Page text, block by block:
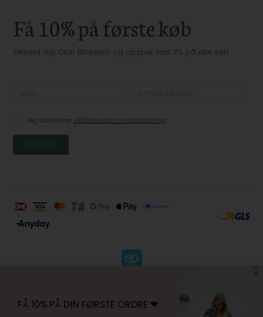
Få 10% på første køb
Tilmeld dig Club Blossom og opspar fast 3% på alle køb
Jeg accepterervilkårene samt markedsføring
-
FÅ 10% PÅ DIN FØRSTE ORDRE ❤︎